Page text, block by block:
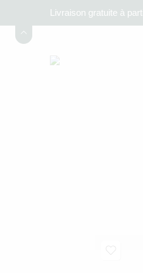
Livraison gratuite à